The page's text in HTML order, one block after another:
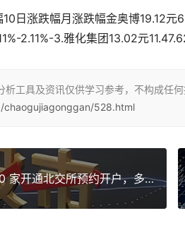
日涨跌幅月涨跌幅金奥博19.12
2.11%-3.雅化集团13.02元
工具及资讯仅供学习参考，不构成任
528.html
假期券商忙不停！超 30 家开通北交所预约开户，多家仍在测试